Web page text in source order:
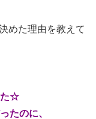
めた理由を教えて
た☆
たのに、